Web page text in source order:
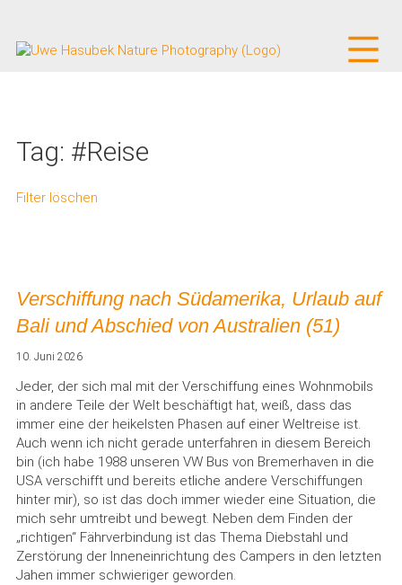
Tag: #Reise
Filter löschen
Verschiffung nach Südamerika, Urlaub auf
Bali und Abschied von Australien (51)
10. Juni 2026
Jeder, der sich mal mit der Verschiffung eines Wohnmobils
in andere Teile der Welt beschäftigt hat, weiß, dass das
immer eine der heikelsten Phasen auf einer Weltreise ist.
Auch wenn ich nicht gerade unterfahren in diesem Bereich
bin (ich habe 1988 unseren VW Bus von Bremerhaven in die
USA verschifft und bereits etliche andere Verschiffungen
hinter mir), so ist das doch immer wieder eine Situation, die
mich sehr umtreibt und bewegt. Neben dem Finden der
„richtigen“ Fährverbindung ist das Thema Diebstahl und
Zerstörung der Inneneinrichtung des Campers in den letzten
Jahen immer schwieriger geworden.